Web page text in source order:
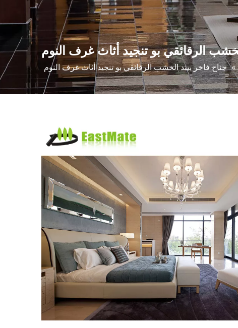
الرقائقي بو تنجيد أثاث غرف النوم
» جناح فاخر بيند الخشب الرقائقي بو تنجيد أثاث غرف النوم